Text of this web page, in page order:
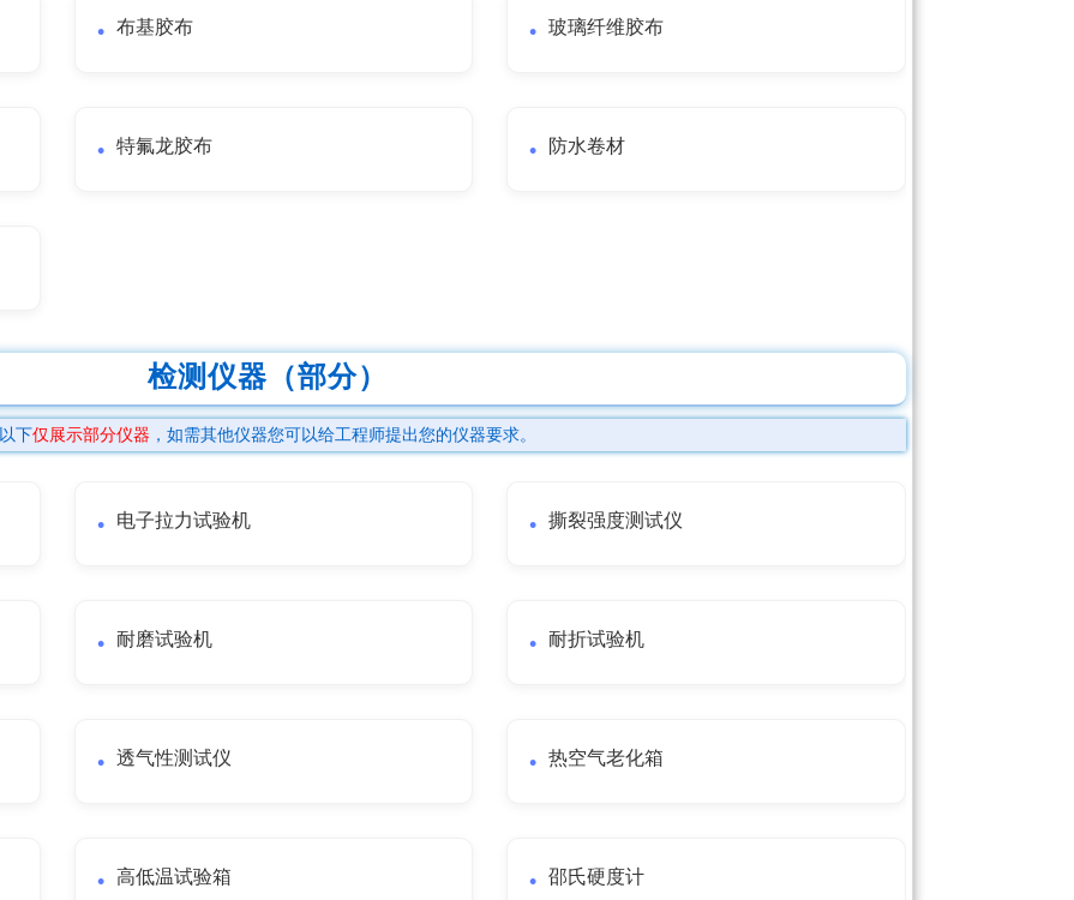
布基胶布 玻璃纤维胶布
特氟龙胶布 防水卷材
检测仪器（部分）
以下仅展示部分仪器 ，如需其他仪器您可以给工程师提出您的仪器要求。
电子拉力试验机 撕裂强度测试仪
耐磨试验机 耐折试验机
透气性测试仪 热空气老化箱
高低温试验箱 邵氏硬度计